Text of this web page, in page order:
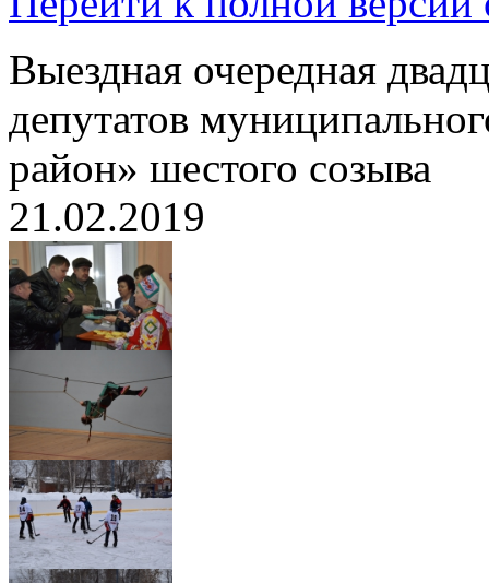
Выездная очередная
депутатов
район» шестого созыва
21.02.2019